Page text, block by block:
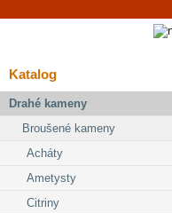
Katalog
Drahé kameny
Broušené kameny
Acháty
Ametysty
Citriny